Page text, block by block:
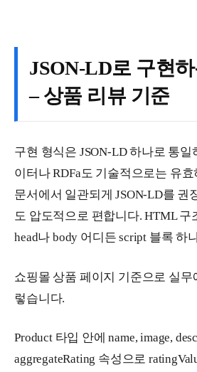
JSON-LD로 구현
– 상품 리뷰 기준
구현 형식은 JSON-LD 하나로 통일
이터나 RDFa도 기술적으로는 유
문서에서 일관되게 JSON-LD를 권
도 압도적으로 편합니다. HTML 구
head나 body 어디든 script 블록 하
쇼핑몰 상품 페이지 기준으로 실무
렇습니다.
Product 타입 안에 name, image,
aggregateRating 속성으로